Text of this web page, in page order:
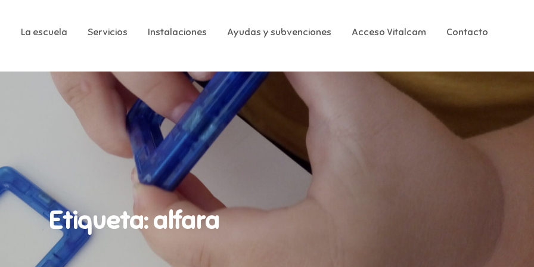
La escuela Servicios Instalaciones Ayudas y subvenciones Acceso Vitalcam Contacto
Etiqueta:alfara